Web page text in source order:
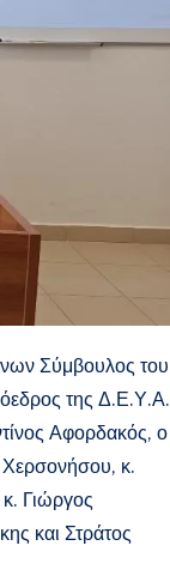
Σύμβουλος του
της Δ.Ε.Υ.Α.
Αφορδακός, ο
κ.
Γιώργος
και Στράτος